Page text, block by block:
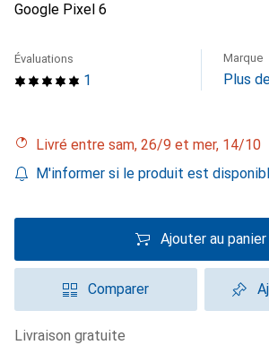
Google Pixel 6
1
Évaluations Marque
Plus
Livré entre sam, 26/9 et mer, 14/10
M'informer si le produit est
Ajouter au panier
Comparer
livraison gratuite